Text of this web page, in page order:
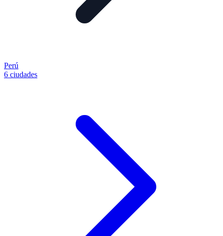
Perú
6 ciudades